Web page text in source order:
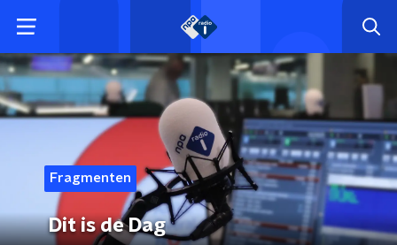
Fragmenten
Dit is de Dag